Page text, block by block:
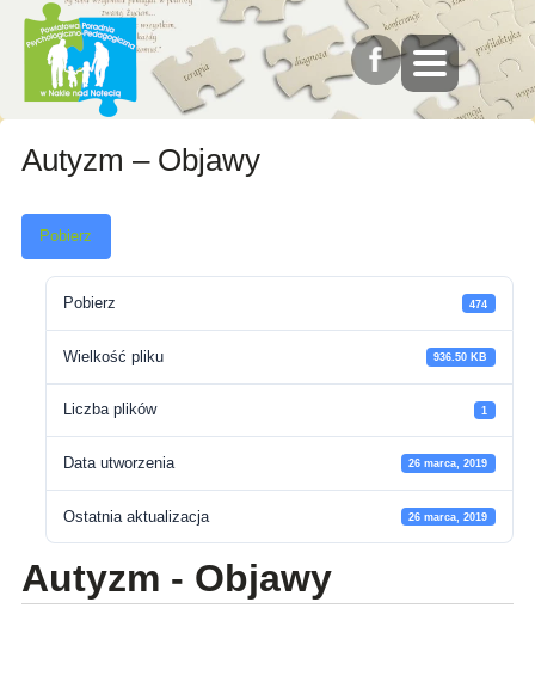
Autyzm – Objawy
Pobierz
Pobierz 474
Wielkość pliku 936.50 KB
Liczba plików 1
Data utworzenia 26 marca, 2019
Ostatnia aktualizacja 26 marca, 2019
Autyzm - Objawy